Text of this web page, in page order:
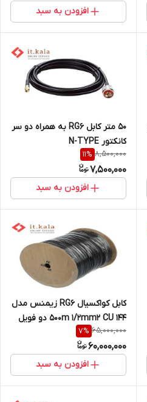
افزودن به سبد
50 متر کابل RG6 به همراه دو سر
کانکتور N-TYPE
8,500,000
11%
7,500,000
افزودن به سبد
کابل کواکسیال RG6 زیمنس مدل
500m 1/2mm2 CU 144 دو فویل
65,000,000
7%
60,000,000
افزودن به سبد